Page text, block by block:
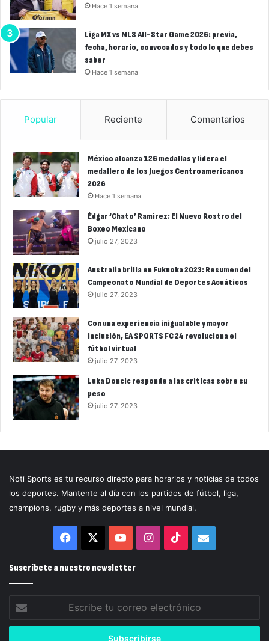
Hace 1 semana
Liga MX vs MLS All-Star Game 2026: previa,
fecha, horario, convocados y todo lo que debes
saber
Hace 1 semana
Popular Reciente Comentarios
México alcanza 126 medallas y lidera el
medallero de los Juegos Centroamericanos
2026
Hace 1 semana
Édgar ‘Chato’ Ramírez: El Nuevo Rostro del
Boxeo Mexicano
julio 27, 2023
Australia brilla en Fukuoka 2023: Resumen del
Campeonato Mundial de Deportes Acuáticos
julio 27, 2023
Con una experiencia inigualable y mayor
inclusión, EA SPORTS FC 24 revoluciona el
fútbol virtual
julio 27, 2023
Luka Doncic responde a las críticas sobre su
peso
julio 27, 2023
Noti Sports es tu recurso directo para horarios y noticias de todos
los deportes. Mantente al día con los partidos de fútbol, liga,
champions, rugby y más deportes a nivel mundial.
Facebook YouTubeInstagram
TikTokCorreo
Suscríbete a nuestro newsletter
correo